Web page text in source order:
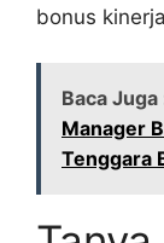
bonus
Baca Juga
Manager
Tenggara